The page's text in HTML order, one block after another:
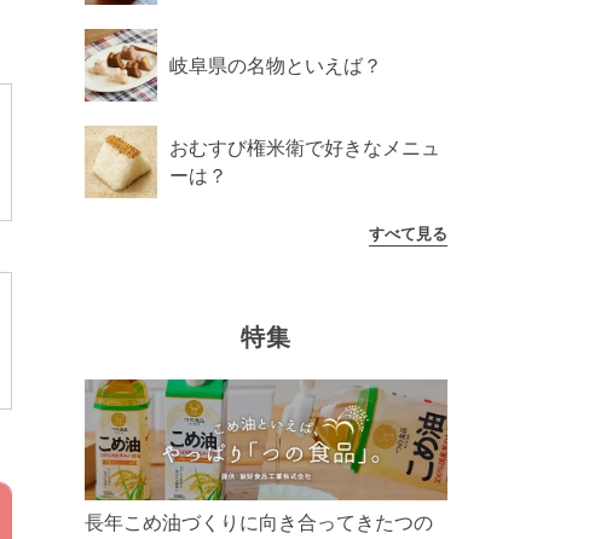
岐阜県の名物といえば？
おむすび権米衛で好きなメニュ
ーは？
すべて見る
特集
長年こめ油づくりに向き合ってきたつの